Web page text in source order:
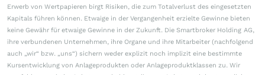
Erwerb von Wertpapieren birgt Risiken, die zum Totalverlust des eingesetzten
Kapitals führen können. Etwaige in der Vergangenheit erzielte Gewinne bieten
keine Gewähr für etwaige Gewinne in der Zukunft. Die Smartbroker Holding AG,
ihre verbundenen Unternehmen, ihre Organe und ihre Mitarbeiter (nachfolgend
auch „wir“ bzw. „uns“) sichern weder explizit noch implizit eine bestimmte
Kursentwicklung von Anlageprodukten oder Anlageproduktklassen zu. Wir